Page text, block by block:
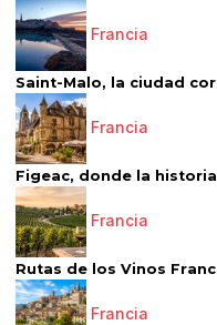
Francia
Saint-Malo, la ciudad
Francia
Figeac, donde la
Francia
Rutas de los Vinos
Francia